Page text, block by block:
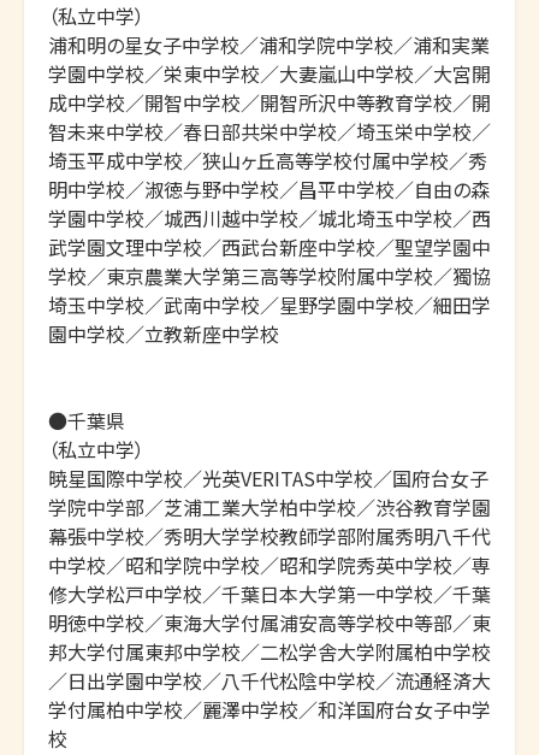
（私立中学）
浦和明の星女子中学校／浦和学院中学校／浦和実業
学園中学校／栄東中学校／大妻嵐山中学校／大宮開
成中学校／開智中学校／開智所沢中等教育学校／開
智未来中学校／春日部共栄中学校／埼玉栄中学校／
埼玉平成中学校／狭山ヶ丘高等学校付属中学校／秀
明中学校／淑徳与野中学校／昌平中学校／自由の森
学園中学校／城西川越中学校／城北埼玉中学校／西
武学園文理中学校／西武台新座中学校／聖望学園中
学校／東京農業大学第三高等学校附属中学校／獨協
埼玉中学校／武南中学校／星野学園中学校／細田学
園中学校／立教新座中学校
●千葉県
（私立中学）
暁星国際中学校／光英VERITAS中学校／国府台女子
学院中学部／芝浦工業大学柏中学校／渋谷教育学園
幕張中学校／秀明大学学校教師学部附属秀明八千代
中学校／昭和学院中学校／昭和学院秀英中学校／専
修大学松戸中学校／千葉日本大学第一中学校／千葉
明徳中学校／東海大学付属浦安高等学校中等部／東
邦大学付属東邦中学校／二松学舎大学附属柏中学校
／日出学園中学校／八千代松陰中学校／流通経済大
学付属柏中学校／麗澤中学校／和洋国府台女子中学
校